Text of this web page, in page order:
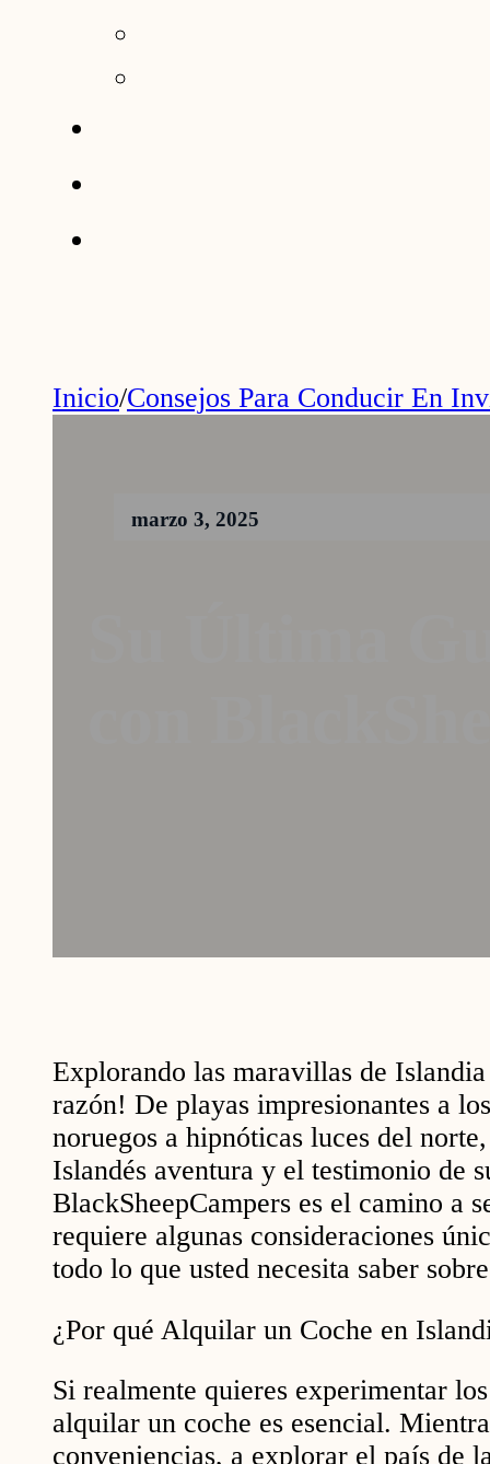
Inicio/Consejos Para Conducir En
marzo 3, 2025
Explorando las maravillas de
razón! De playas impresionantes a
noruegos a hipnóticas luces del
Islandés aventura y el testimonio de
BlackSheepCampers es el camino a
requiere algunas consideraciones
todo lo que usted necesita saber
¿Por qué Alquilar un Coche en
Si realmente quieres experimentar
alquilar un coche es esencial.
conveniencias, a explorar el país de